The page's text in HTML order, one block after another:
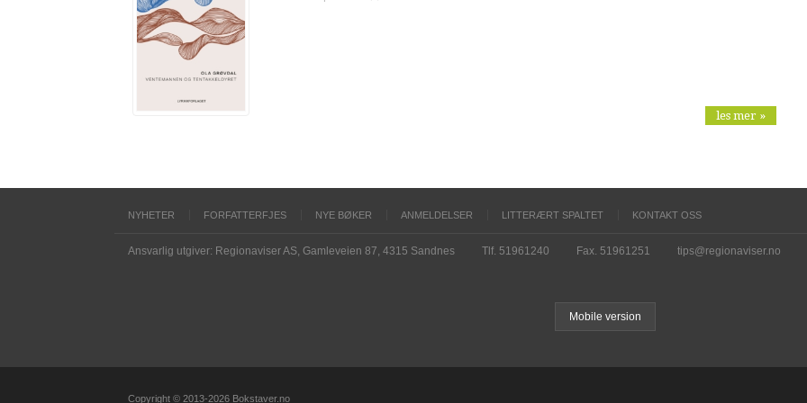
les mer »
NYHETER FORFATTERFJES NYE BØKER ANMELDELSER LITTERÆRT SPALTET KONTAKT OSS
Ansvarlig utgiver: Regionaviser AS, Gamleveien 87, 4315 Sandnes Tlf. 51961240 Fax. 51961251 tips@regionaviser.no
Mobile version
Copyright © 2013-2026 Bokstaver.no